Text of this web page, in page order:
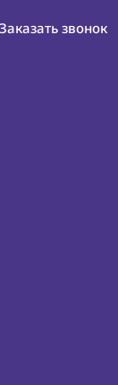
Заказать звонок